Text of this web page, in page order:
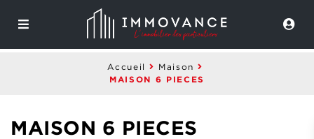
Accueil Maison
MAISON 6 PIECES
MAISON 6 PIECES